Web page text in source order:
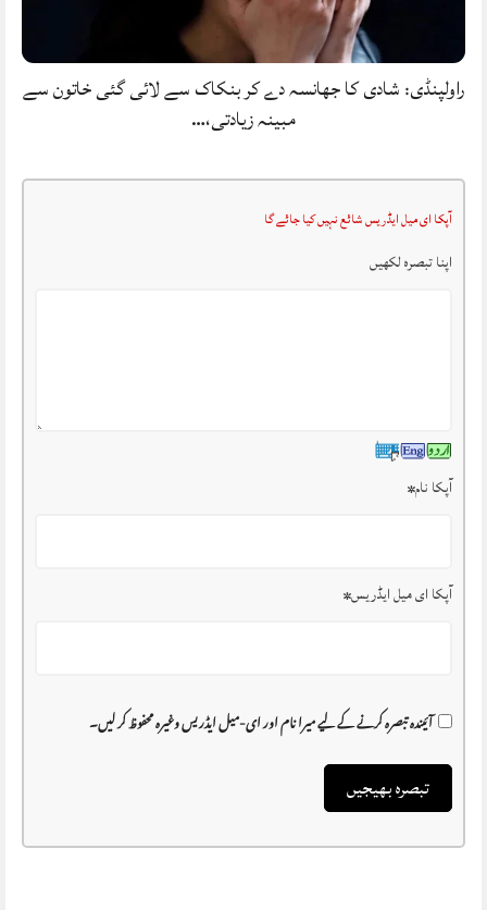
راولپنڈی: شادی کا جھانسہ دے کر بنکاک سے لائی گئی خاتون سے
مبینہ زیادتی،…
آپکا ای میل ایڈریس شائع نہیں کیا جائے گا
اپنا تبصرہ لکھیں
آپکا نام*
آپکا ای میل ایڈریس*
آئیندہ تبصرہ کرنے کے لیے میرا نام اور ای-میل ایڈریس وغیرہ محفوظ کر لیں۔